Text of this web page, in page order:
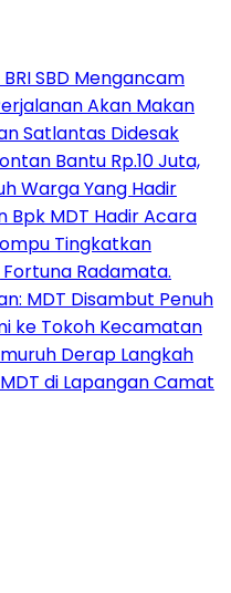
SBD Mengancam
Akan Makan
Satlantas Didesak
Bantu Rp.10 Juta,
Warga Yang Hadir
Bpk MDT Hadir Acara
Tingkatkan
Radamata.
MDT Disambut Penuh
ke Tokoh Kecamatan
Derap Langkah
di Lapangan Camat